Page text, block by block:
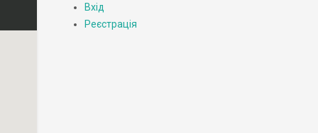
Вхід
Реєстрація